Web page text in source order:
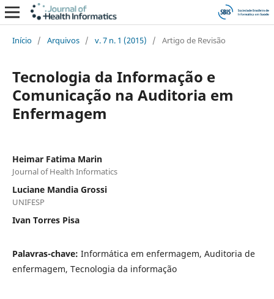
Início / Arquivos / v. 7 n. 1 (2015) / Artigo de Revisão
Tecnologia da Informação e
Comunicação na Auditoria em
Enfermagem
Heimar Fatima Marin
Journal of Health Informatics
Luciane Mandia Grossi
UNIFESP
Ivan Torres Pisa
Palavras-chave: Informática em enfermagem, Auditoria de
enfermagem, Tecnologia da informação